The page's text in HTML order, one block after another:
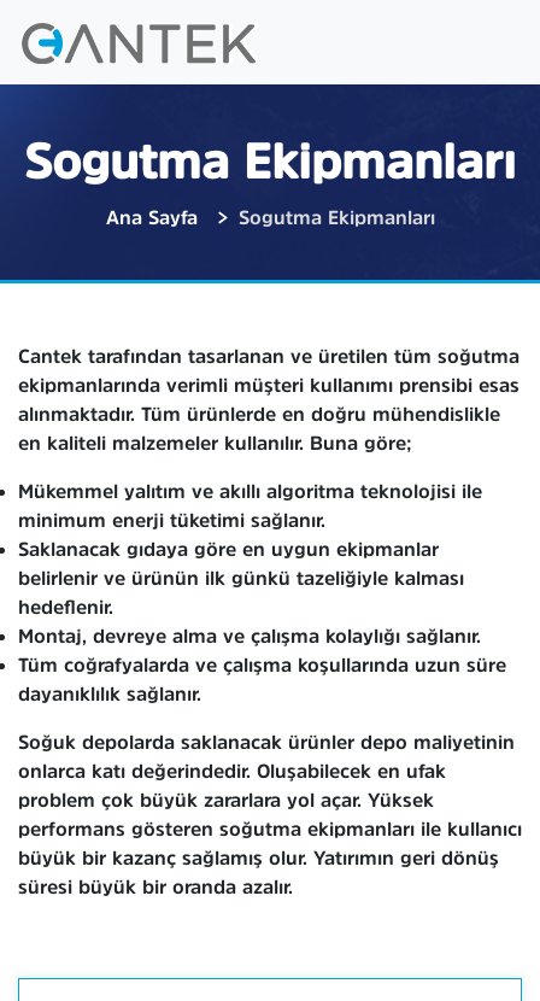
Sogutma Ekipmanları
Ana Sayfa Sogutma Ekipmanları
Cantek tarafından tasarlanan ve üretilen tüm soğutma
ekipmanlarında verimli müşteri kullanımı prensibi esas
alınmaktadır. Tüm ürünlerde en doğru mühendislikle
en kaliteli malzemeler kullanılır. Buna göre;
Mükemmel yalıtım ve akıllı algoritma teknolojisi ile
minimum enerji tüketimi sağlanır.
Saklanacak gıdaya göre en uygun ekipmanlar
belirlenir ve ürünün ilk günkü tazeliğiyle kalması
hedeflenir.
Montaj, devreye alma ve çalışma kolaylığı sağlanır.
Tüm coğrafyalarda ve çalışma koşullarında uzun süre
dayanıklılık sağlanır.
Soğuk depolarda saklanacak ürünler depo maliyetinin
onlarca katı değerindedir. Oluşabilecek en ufak
problem çok büyük zararlara yol açar. Yüksek
performans gösteren soğutma ekipmanları ile kullanıcı
büyük bir kazanç sağlamış olur. Yatırımın geri dönüş
süresi büyük bir oranda azalır.